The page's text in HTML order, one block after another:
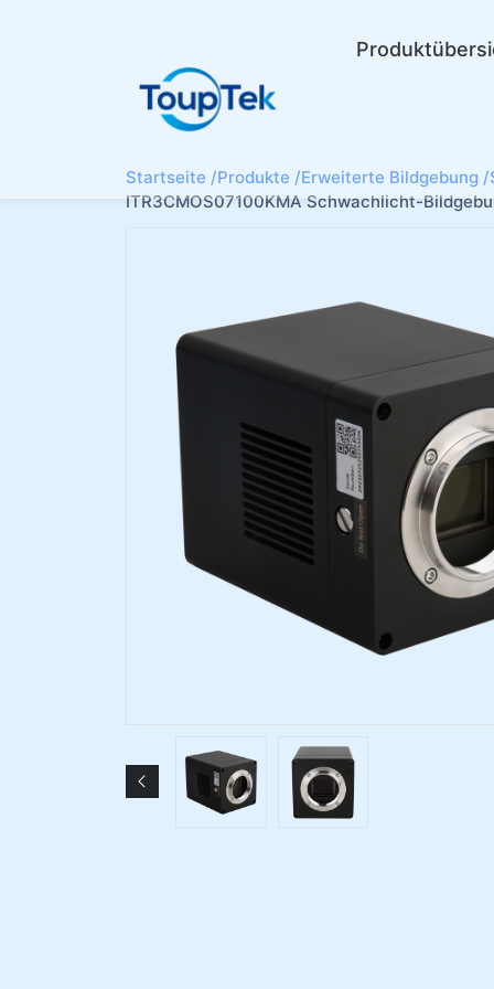
Startseite /Produkte /Erweiterte Bildgebung /
ITR3CMOS07100KMA Schwachlicht-